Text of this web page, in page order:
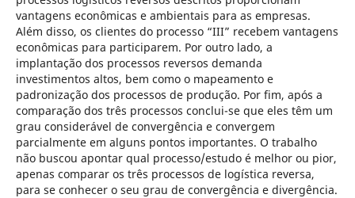
vantagens econômicas e ambientais para as empresas.
Além disso, os clientes do processo “III” recebem vantagens
econômicas para participarem. Por outro lado, a
implantação dos processos reversos demanda
investimentos altos, bem como o mapeamento e
padronização dos processos de produção. Por fim, após a
comparação dos três processos conclui-se que eles têm um
grau considerável de convergência e convergem
parcialmente em alguns pontos importantes. O trabalho
não buscou apontar qual processo/estudo é melhor ou pior,
apenas comparar os três processos de logística reversa,
para se conhecer o seu grau de convergência e divergência.